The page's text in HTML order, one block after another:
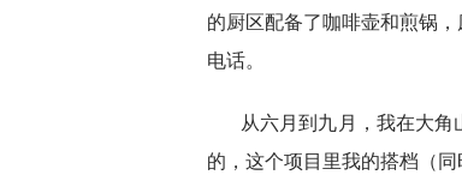
的厨区配备了咖啡壶和煎锅
电话。
从六月到九月，我在大
的，这个项目里我的搭档（